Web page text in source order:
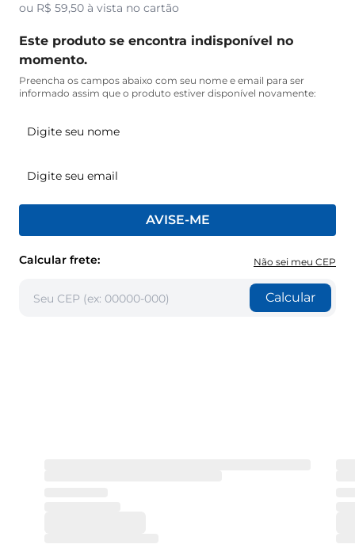
ou R$ 59,50 à vista no cartão
Este produto se encontra indisponível no
momento.
Preencha os campos abaixo com seu nome e email para ser
informado assim que o produto estiver disponível novamente:
AVISE-ME
Calcular frete: Não sei meu CEP
Calcular